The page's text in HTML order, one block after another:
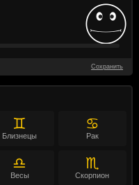
Сохранить
♊
Близнецы
♋
Рак
♎
Весы
♏
Скорпион